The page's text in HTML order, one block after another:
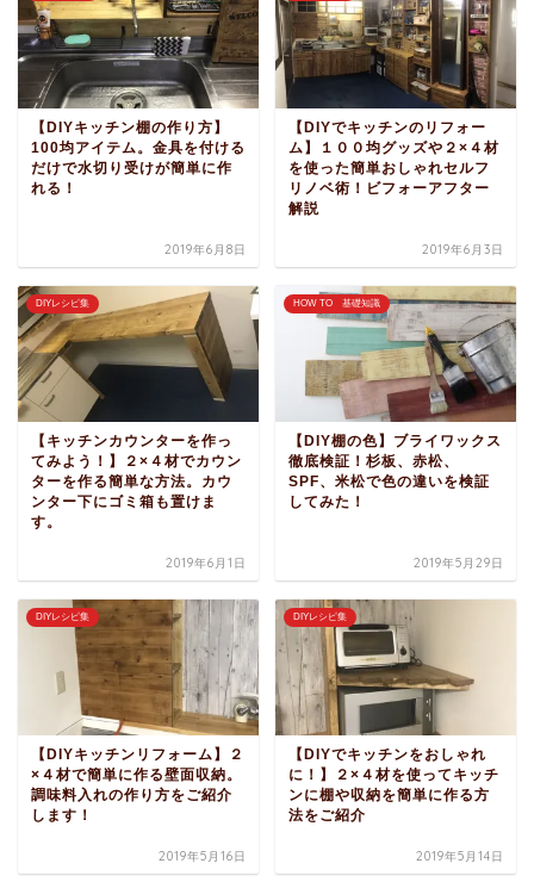
【DIYキッチン棚の作り方】
100均アイテム。金具を付ける
だけで水切り受けが簡単に作
れる！
2019年6月8日
【DIYでキッチンのリフォー
ム】１００均グッズや２×４材
を使った簡単おしゃれセルフ
リノベ術！ビフォーアフター
解説
2019年6月3日
DIYレシピ集
【キッチンカウンターを作っ
てみよう！】２×４材でカウン
ターを作る簡単な方法。カウ
ンター下にゴミ箱も置けま
す。
2019年6月1日
HOW TO 基礎知識
【DIY棚の色】ブライワックス
徹底検証！杉板、赤松、
SPF、米松で色の違いを検証
してみた！
2019年5月29日
DIYレシピ集
【DIYキッチンリフォーム】２
×４材で簡単に作る壁面収納。
調味料入れの作り方をご紹介
します！
2019年5月16日
DIYレシピ集
【DIYでキッチンをおしゃれ
に！】２×４材を使ってキッチ
ンに棚や収納を簡単に作る方
法をご紹介
2019年5月14日